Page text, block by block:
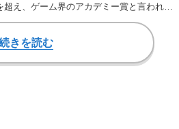
え、ゲーム界のアカデミー賞と言われる
きを読む